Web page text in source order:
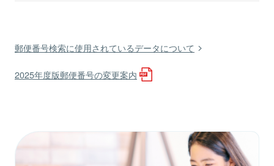
郵便番号検索に使用されているデータについて
2025年度版郵便番号の変更案内